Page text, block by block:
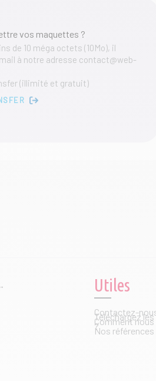
vos maquettes ?
de 10 méga octets (10Mo), il
à notre adresse contact@web-
(illimité et gratuit)
Utiles
Contactez-
Téléchargez
Comment
?
Nos références